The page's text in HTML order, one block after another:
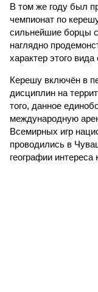
В том же году был
чемпионат по
сильнейшие борцы
наглядно
характер этого вида
Керешу включён в
дисциплин на
того, данное
международную
Всемирных игр
проводились в
географии